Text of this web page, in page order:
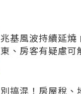
兆基風波持續延燒
東、房客有疑慮可
別搞混！房屋稅、